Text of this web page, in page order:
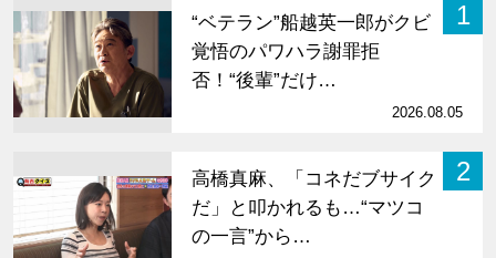
1
“ベテラン”船越英一郎がクビ
覚悟のパワハラ謝罪拒
否！“後輩”だけ…
2026.08.05
2
高橋真麻、「コネだブサイク
だ」と叩かれるも…“マツコ
の一言”から…